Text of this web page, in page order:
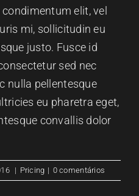
OUVIR
elit, vel
mi, sollicitudin eu
justo. Fusce id
sed nec
nulla pellentesque
eu pharetra eget,
convallis dolor
| Pricing | 0 comentários